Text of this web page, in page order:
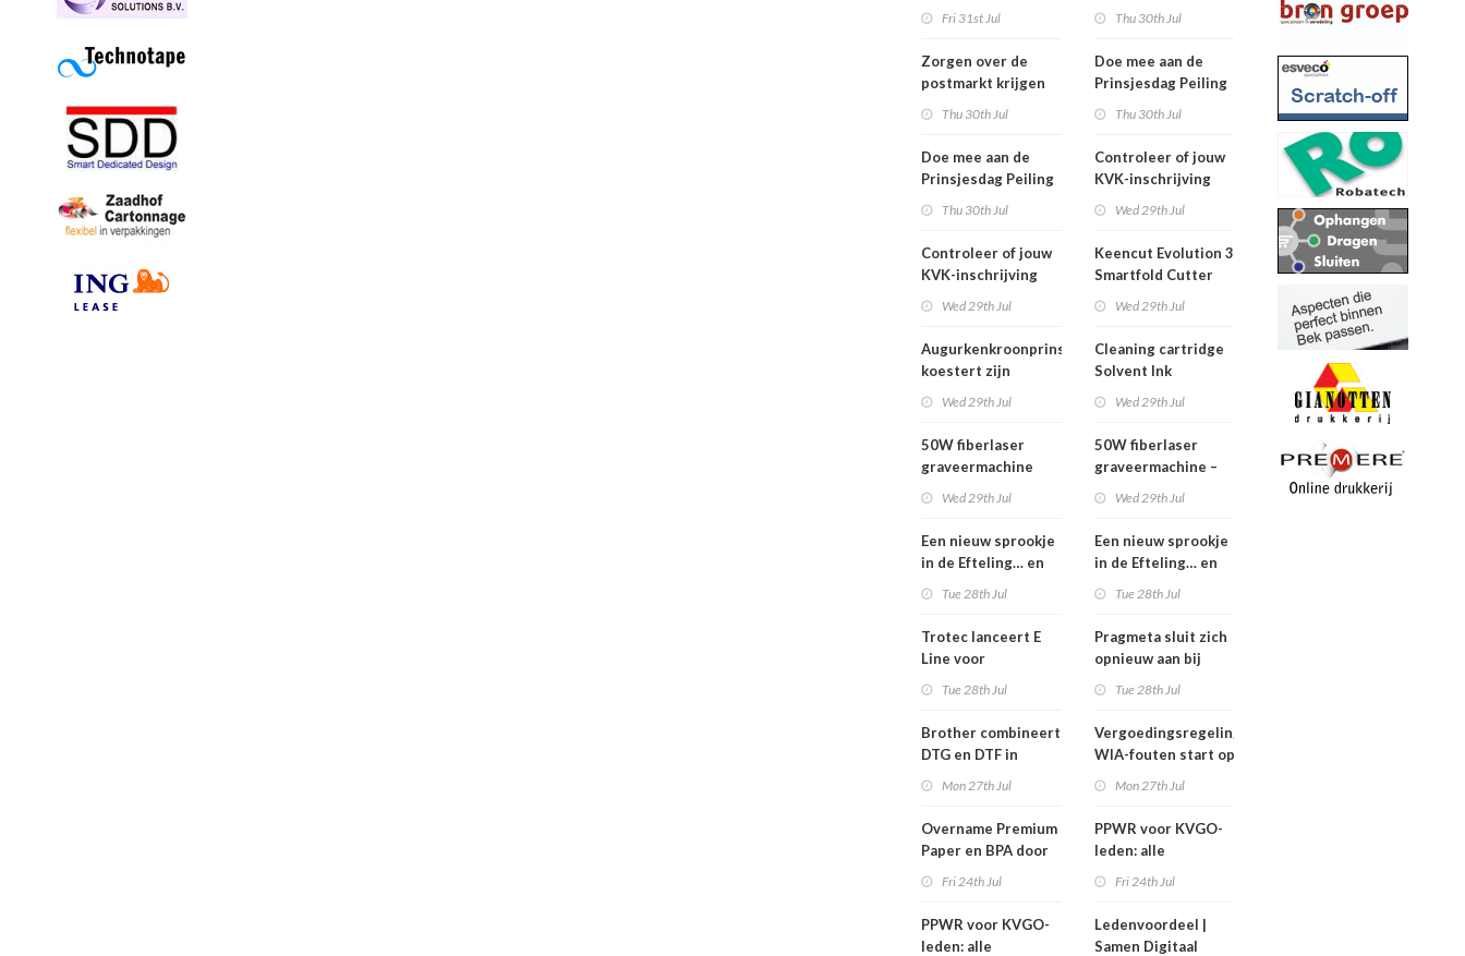
Fri 31st Jul
Zorgen over de
postmarkt krijgen
Thu 30th Jul
Doe mee aan de
Prinsjesdag Peiling
Thu 30th Jul
Controleer of jouw
KVK-inschrijving
Wed 29th Jul
Augurkenkroonprins
koestert zijn
Wed 29th Jul
50W fiberlaser
graveermachine
Wed 29th Jul
Een nieuw sprookje
in de Efteling… en
Tue 28th Jul
Trotec lanceert E
Line voor
sign en display
Tue 28th Jul
Brother combineert
DTG en DTF in
Mon 27th Jul
Overname Premium
Paper en BPA door
Fri 24th Jul
PPWR voor KVGO-
leden: alle
Thu 30th Jul
Doe mee aan de
Prinsjesdag Peiling
Thu 30th Jul
Controleer of jouw
KVK-inschrijving
Wed 29th Jul
Keencut Evolution 3
Smartfold Cutter
Wed 29th Jul
Cleaning cartridge
Solvent Ink
Wed 29th Jul
50W fiberlaser
graveermachine –
Wed 29th Jul
Een nieuw sprookje
in de Efteling… en
Tue 28th Jul
Pragmeta sluit zich
opnieuw aan bij
Tue 28th Jul
Vergoedingsregeling
WIA-fouten start op
Mon 27th Jul
PPWR voor KVGO-
leden: alle
webinar
overzichtelijk op
Fri 24th Jul
Ledenvoordeel |
Samen Digitaal